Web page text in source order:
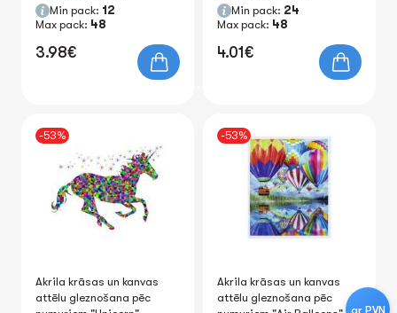
Min pack: 12
Max pack: 48
3.98€
Min pack: 24
Max pack: 48
4.01€
-53%
Akrila krāsas un kanvas
attēlu gleznošana pēc
-53%
Akrila krāsas un kanvas
attēlu gleznošana pēc
ar PVN